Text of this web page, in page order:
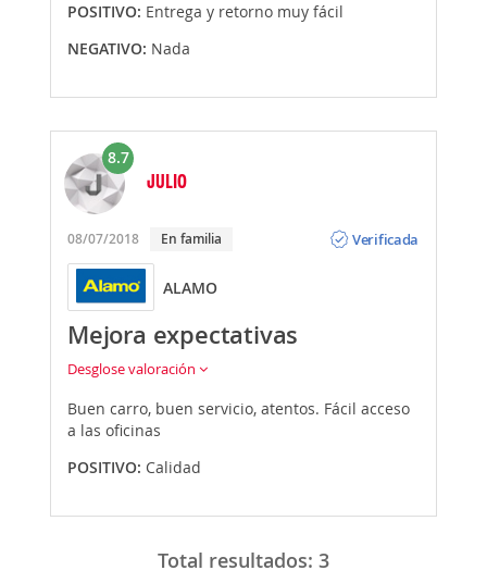
POSITIVO: Entrega y retorno muy fácil
NEGATIVO: Nada
8.7
JULIO
08/07/2018 En familia
Verificada
ALAMO
Mejora expectativas
Desglose valoración
Buen carro, buen servicio, atentos. Fácil acceso
a las oficinas
POSITIVO: Calidad
Total resultados: 3